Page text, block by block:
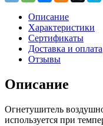
Описание
Характеристики
Сертификаты
Доставка и оплата
Отзывы
Описание
Огнетушитель
используется при